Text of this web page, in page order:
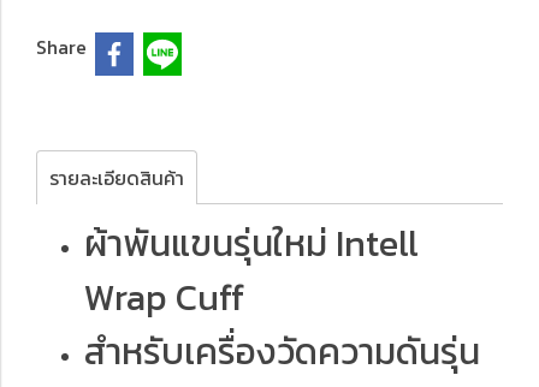
Share
รายละเอียดสินค้า
ผ้าพันแขนรุ่นใหม่ Intell
Wrap Cuff
สำหรับเครื่องวัดความดันรุ่น